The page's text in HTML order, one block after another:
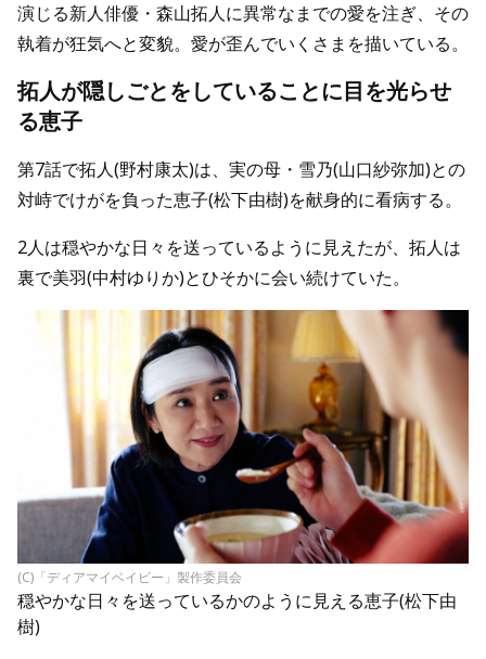
演じる新人俳優・森山拓人に異常なまでの愛を注ぎ、その
執着が狂気へと変貌。愛が歪んでいくさまを描いている。
拓人が隠しごとをしていることに目を光らせ
る恵子
第7話で拓人(野村康太)は、実の母・雪乃(山口紗弥加)との
対峙でけがを負った恵子(松下由樹)を献身的に看病する。
2人は穏やかな日々を送っているように見えたが、拓人は
裏で美羽(中村ゆりか)とひそかに会い続けていた。
(C)「ディアマイベイビー」製作委員会
穏やかな日々を送っているかのように見える恵子(松下由
樹)